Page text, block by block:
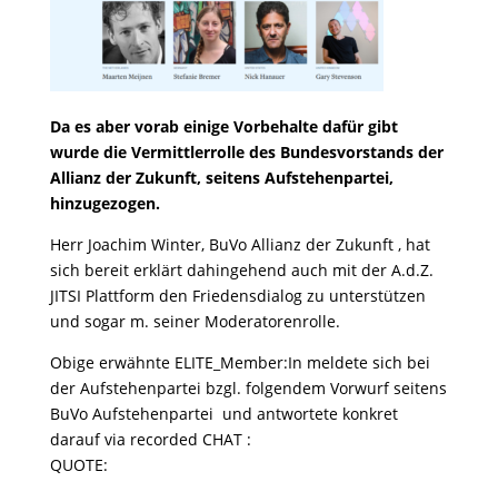
Da es aber vorab einige Vorbehalte dafür gibt
wurde die Vermittlerrolle des Bundesvorstands der
Allianz der Zukunft, seitens Aufstehenpartei,
hinzugezogen.
Herr Joachim Winter, BuVo Allianz der Zukunft , hat
sich bereit erklärt dahingehend auch mit der A.d.Z.
JITSI Plattform den Friedensdialog zu unterstützen
und sogar m. seiner Moderatorenrolle.
Obige erwähnte ELITE_Member:In meldete sich bei
der Aufstehenpartei bzgl. folgendem Vorwurf seitens
BuVo Aufstehenpartei und antwortete konkret
darauf via recorded CHAT :
QUOTE: